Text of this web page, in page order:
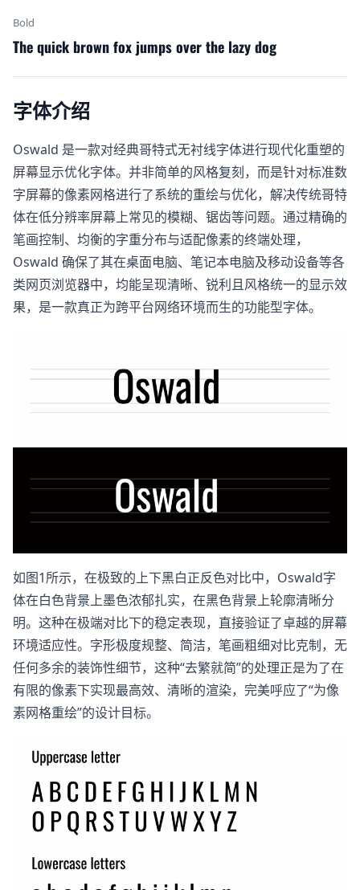
Bold
The quick brown fox jumps over the lazy dog
字体介绍
Oswald​ 是一款对经典哥特式无衬线字体进行现代化重塑的
屏幕显示优化字体。并非简单的风格复刻，而是针对标准数
字屏幕的像素网格进行了系统的重绘与优化，解决传统哥特
体在低分辨率屏幕上常见的模糊、锯齿等问题。通过精确的
笔画控制、均衡的字重分布与适配像素的终端处理，
Oswald 确保了其在桌面电脑、笔记本电脑及移动设备等各
类网页浏览器中，均能呈现清晰、锐利且风格统一的显示效
果，是一款真正为跨平台网络环境而生的功能型字体。
如图1所示，在极致的上下黑白正反色对比中，Oswald字
体在白色背景上墨色浓郁扎实，在黑色背景上轮廓清晰分
明。这种在极端对比下的稳定表现，直接验证了卓越的屏幕
环境适应性。字形极度规整、简洁，笔画粗细对比克制，无
任何多余的装饰性细节，这种“去繁就简”的处理正是为了在
有限的像素下实现最高效、清晰的渲染，完美呼应了“为像
素网格重绘”的设计目标。